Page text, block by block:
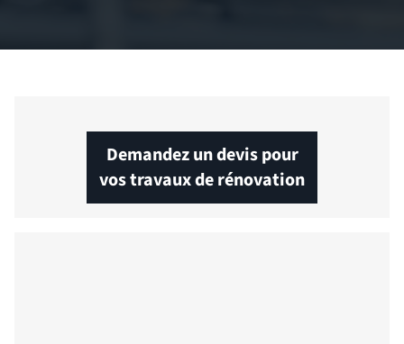
Demandez un devis pour
vos travaux de rénovation